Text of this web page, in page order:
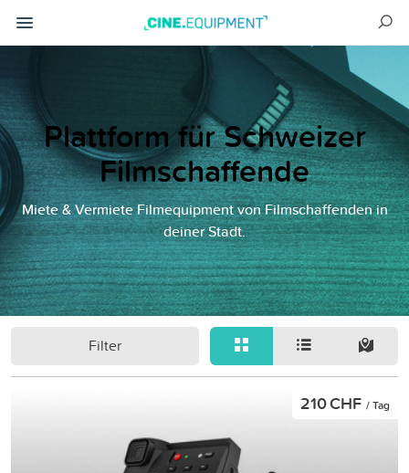
Plattform für Schweizer
Filmschaffende
Miete & Vermiete Filmequipment von Filmschaffenden in
deiner Stadt.
Filter
210 CHF / Tag